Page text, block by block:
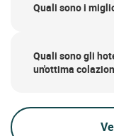
Quali sono i
Quali sono gli
un'ottima